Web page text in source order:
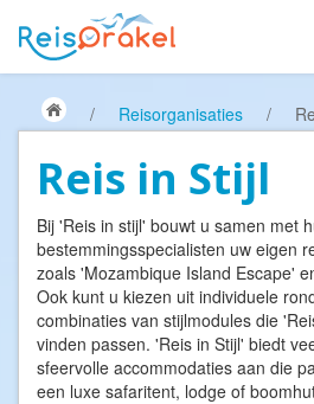
/ Reisorganisaties /
Reis in Stijl
Bij 'Reis in stijl' bouwt u samen met
bestemmingsspecialisten uw eigen
zoals 'Mozambique Island Escape'
Ook kunt u kiezen uit individuele
combinaties van stijlmodules die
vinden passen. 'Reis in Stijl' biedt
sfeervolle accommodaties aan die
een luxe safaritent, lodge of